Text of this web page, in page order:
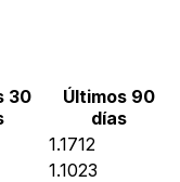
30
Últimos 90
días
1.1712
1.1023